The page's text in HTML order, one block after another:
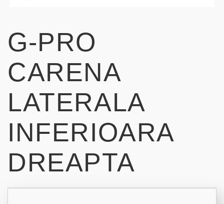
G-PRO
CARENA
LATERALA
INFERIOARA
DREAPTA